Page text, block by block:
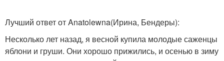
Лучший ответ от Anatolewna(Ирина, Бендеры):
Несколько лет назад, я весной купила молодые саженцы
яблони и груши. Они хорошо прижились, и осенью в зиму